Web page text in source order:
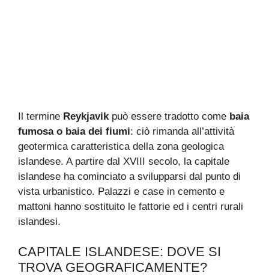
Il termine Reykjavik può essere tradotto come baia
fumosa o baia dei fiumi: ciò rimanda all’attività
geotermica caratteristica della zona geologica
islandese. A partire dal XVIII secolo, la capitale
islandese ha cominciato a svilupparsi dal punto di
vista urbanistico. Palazzi e case in cemento e
mattoni hanno sostituito le fattorie ed i centri rurali
islandesi.
CAPITALE ISLANDESE: DOVE SI
TROVA GEOGRAFICAMENTE?